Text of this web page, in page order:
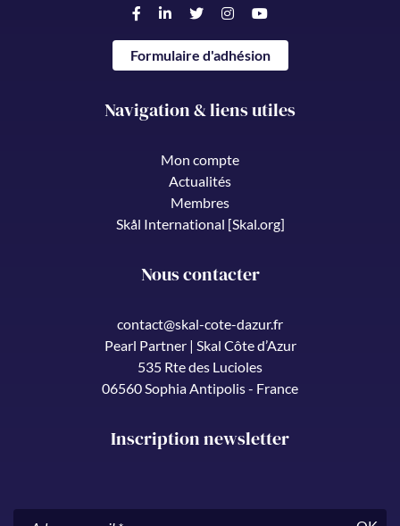
Formulaire d'adhésion
Navigation & liens utiles
Mon compte
Actualités
Membres
Skål International [Skal.org]
Nous contacter
contact@skal-cote-dazur.fr
Pearl Partner | Skal Côte d’Azur
535 Rte des Lucioles
06560 Sophia Antipolis - France
Inscription newsletter